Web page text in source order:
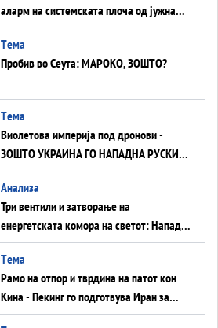
аларм на системската плоча од јужна
Германија до Црното Море...
Tема
Пробив во Сеута: МАРОКО, ЗОШТО?
Tема
Виолетова империја под дронови -
ЗОШТО УКРАИНА ГО НАПАДНА РУСКИОТ
WILDBERRIES
Aнализа
Три вентили и затворање на
енергетската комора на светот: Нападот
во Суец најавува глобален енергетски
инфаркт?
Tема
Рамо на отпор и тврдина на патот кон
Кина - Пекинг го подготвува Иран за
американска копнена инвазија